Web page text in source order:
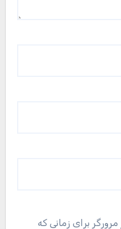
برای زمانی که